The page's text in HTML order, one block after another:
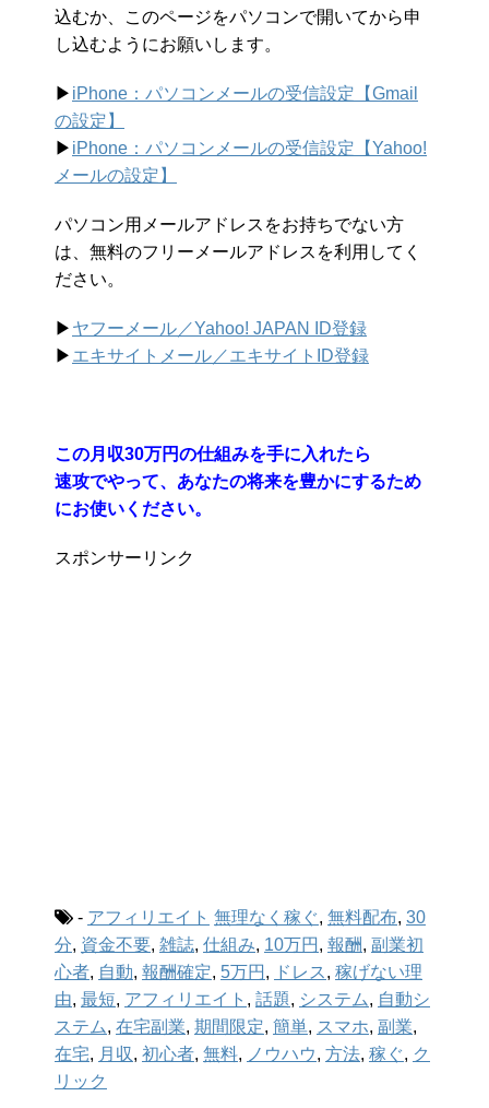
込むか、このページをパソコンで開いてから申
し込むようにお願いします。
▶︎ iPhone：パソコンメールの受信設定【Gmail
の設定】
▶︎ iPhone：パソコンメールの受信設定【Yahoo!
メールの設定】
パソコン用メールアドレスをお持ちでない方
は、無料のフリーメールアドレスを利用してく
ださい。
▶︎ ヤフーメール／Yahoo! JAPAN ID登録
▶︎ エキサイトメール／エキサイトID登録
この月収30万円の仕組みを手に入れたら
速攻でやって、あなたの将来を豊かにするため
にお使いください。
スポンサーリンク
- アフィリエイト 無理なく稼ぐ, 無料配布, 30
分, 資金不要, 雑誌, 仕組み, 10万円 , 報酬, 副業初
心者, 自動, 報酬確定, 5万円 , ドレス , 稼げない理
由, 最短, アフィリエイト , 話題, システム, 自動シ
ステム, 在宅副業, 期間限定, 簡単, スマホ, 副業,
在宅, 月収, 初心者, 無料, ノウハウ, 方法, 稼ぐ, ク
リック